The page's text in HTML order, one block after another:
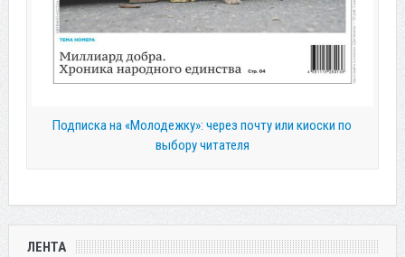
Подписка на «Молодежку»: через почту или киоски по
выбору читателя
ЛЕНТА